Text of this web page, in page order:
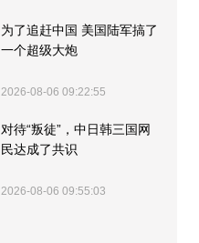
为了追赶中国 美国陆军搞了
一个超级大炮
2026-08-06 09:22:55
对待“叛徒”，中日韩三国网
民达成了共识
2026-08-06 09:55:03